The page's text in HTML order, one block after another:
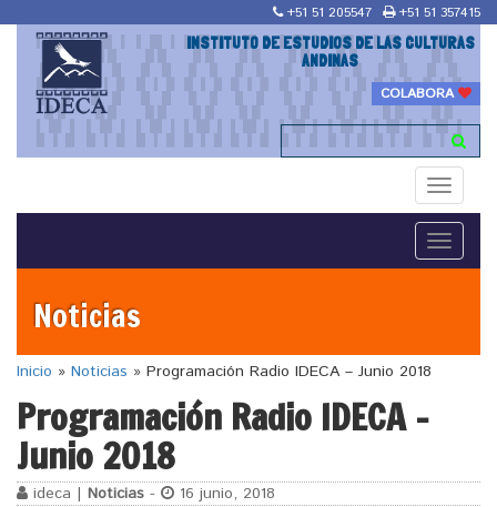
+51 51 205547 +51 51 357415
INSTITUTO DE ESTUDIOS DE LAS CULTURAS
ANDINAS
COLABORA
Toggle
Toggle
Noticias
Inicio » Noticias » Programación Radio IDECA – Junio 2018
Programación Radio IDECA –
Junio 2018
ideca | Noticias - 16 junio, 2018